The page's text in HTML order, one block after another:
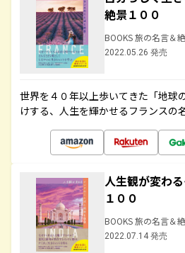
絶景１００
BOOKS 旅の名言＆
2022.05.26 発売
世界を４０年以上歩いてきた「地球
けする、人生を輝かせるフランスの
人生観が変わ
１００
BOOKS 旅の名言＆
2022.07.14 発売